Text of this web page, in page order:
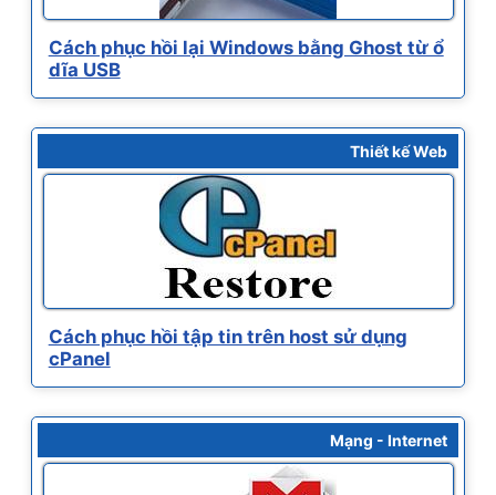
Cách phục hồi lại Windows bằng Ghost từ ổ
dĩa USB
Thiết kế Web
Cách phục hồi tập tin trên host sử dụng
cPanel
Mạng - Internet